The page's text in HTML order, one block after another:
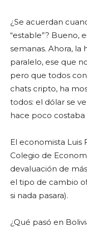
¿Se acuerdan
“estable”? Bueno,
semanas. Ahora, la
paralelo, ese que
pero que todos
chats cripto, ha
todos: el dólar se
hace poco costaba
El economista Luis
Colegio de
devaluación de
el tipo de cambio
si nada pasara).
¿Qué pasó en